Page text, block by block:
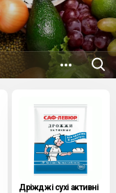
Дріжджі сухі активні